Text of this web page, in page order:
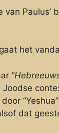
van Paulus’
het
“
dat